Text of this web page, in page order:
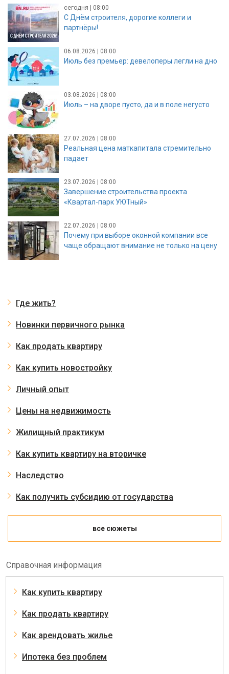
сегодня | 08:00
С Днём строителя, дорогие коллеги и
партнёры!
06.08.2026 | 08:00
Июль без премьер: девелоперы легли на дно
03.08.2026 | 08:00
Июль – на дворе пусто, да и в поле негусто
27.07.2026 | 08:00
Реальная цена маткапитала стремительно
падает
23.07.2026 | 08:00
Завершение строительства проекта
«Квартал-парк УЮТный»
22.07.2026 | 08:00
Почему при выборе оконной компании все
чаще обращают внимание не только на цену
Где жить?
Новинки первичного рынка
Как продать квартиру
Как купить новостройку
Личный опыт
Цены на недвижимость
Жилищный практикум
Как купить квартиру на вторичке
Наследство
Как получить субсидию от государства
все сюжеты
Справочная информация
Как купить квартиру
Как продать квартиру
Как арендовать жилье
Ипотека без проблем